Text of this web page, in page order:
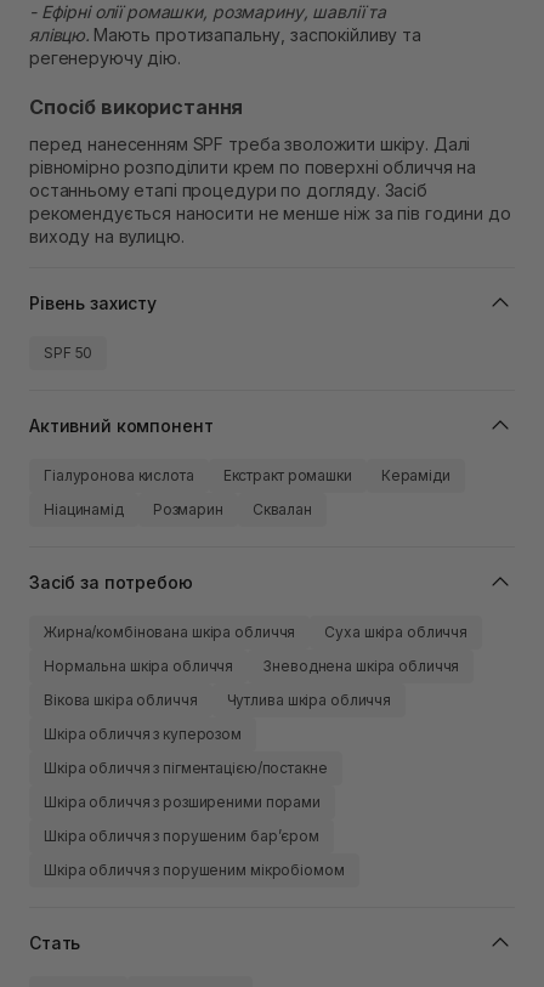
- Ефірні олії ромашки, розмарину, шавлії та
ялівцю. Мають протизапальну, заспокійливу та
регенеруючу дію.
Спосіб використання
перед нанесенням SPF треба зволожити шкіру. Далі
рівномірно розподілити крем по поверхні обличчя на
останньому етапі процедури по догляду. Засіб
рекомендується наносити не менше ніж за пів години до
виходу на вулицю.
Рівень захисту
SPF 50
Активний компонент
Гіалуронова кислота Екстракт ромашки
Кераміди
Ніацинамід
Розмарин Сквалан
Засіб за потребою
Жирна/комбінована шкіра обличчя
Суха шкіра обличчя
Нормальна шкіра обличчя
Зневоднена шкіра обличчя
Вікова шкіра обличчя
Чутлива шкіра обличчя
Шкіра обличчя з куперозом
Шкіра обличчя з пігментацією/постакне
Шкіра обличчя з розширеними порами
Шкіра обличчя з порушеним барʼєром
Шкіра обличчя з порушеним мікробіомом
Стать